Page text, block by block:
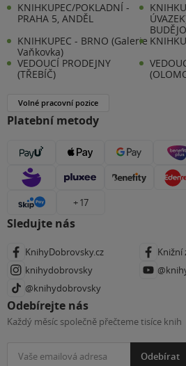
KNIHKUPEC/POKLADNÍ -
PRAHA 5, ANDĚL
KNIHKUPEC - BRNO (Galerie
Vaňkovka)
VEDOUCÍ PRODEJNY
(TŘEBÍČ)
Volné pracovní pozice
Platební metody
+ 17
Sledujte nás
KnihyDobrovsky.cz
Knižní
knihydobrovsky
@knihydobrovsky
Odebírejte nás
Každý měsíc společně přečteme tisíce knih
Odebírat